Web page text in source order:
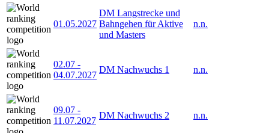
01.05.2027
DM Langstrecke und
Bahngehen für Aktive
und Masters
n.n.
02.07 -
04.07.2027
DM Nachwuchs 1 n.n.
09.07 -
11.07.2027
DM Nachwuchs 2 n.n.